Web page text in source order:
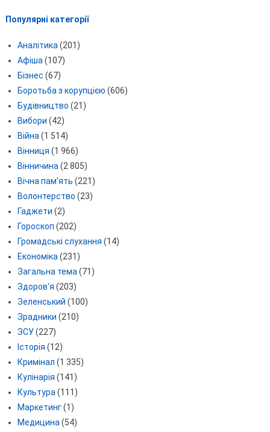
Популярні категорії
Аналітика(201)
Афіша(107)
Бізнес (67)
Боротьба з корупцією (606)
Будівництво (21)
Вибори (42)
Війна(1 514)
Вінниця (1 966)
Вінничина(2 805)
Вічна пам'ять (221)
Волонтерство (23)
Гаджети (2)
Гороскоп (202)
Громадські слухання (14)
Економіка(231)
Загальна тема(71)
Здоров'я (203)
Зеленський (100)
Зрадники (210)
ЗСУ(227)
Історія (12)
Кримінал (1 335)
Кулінарія (141)
Культура(111)
Маркетинг(1)
Медицина(54)